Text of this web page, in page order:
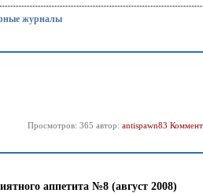
журналы
Просмотров: 365 автор: antispawn83
аппетита №8 (август 2008)